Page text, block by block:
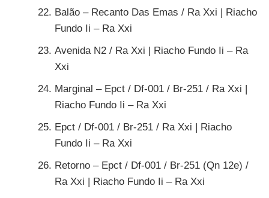
Balão – Recanto Das Emas / Ra Xxi | Riacho
Fundo Ii – Ra Xxi
Avenida N2 / Ra Xxi | Riacho Fundo Ii – Ra
Xxi
Marginal – Epct / Df-001 / Br-251 / Ra Xxi |
Riacho Fundo Ii – Ra Xxi
Epct / Df-001 / Br-251 / Ra Xxi | Riacho
Fundo Ii – Ra Xxi
Retorno – Epct / Df-001 / Br-251 (Qn 12e) /
Ra Xxi | Riacho Fundo Ii – Ra Xxi